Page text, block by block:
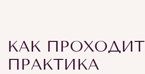
КАК ПРОХОДИТ
ПРАКТИКА